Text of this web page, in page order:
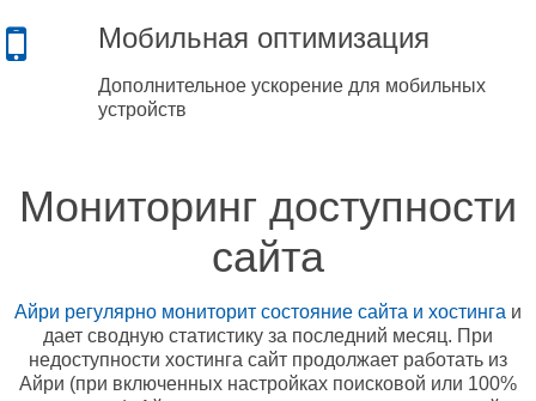
Мобильная оптимизация
Дополнительное ускорение для мобильных
устройств
Мониторинг доступности
сайта
Айри регулярно мониторит состояние сайта и хостинга и
дает сводную статистику за последний месяц. При
недоступности хостинга сайт продолжает работать из
Айри (при включенных настройках поисковой или 100%